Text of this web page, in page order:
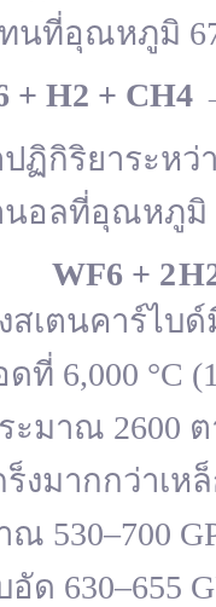
นที่อุณหภูมิ
+ H2 + CH4
ฏิกิริยาระหว่
อลที่อุณหภูมิ
WF6 + 2 H
ตนคาร์ไบด์มี
ดที่ 6,000 °C
ะมาณ 2600
ร็งมากกว่าเ
ณ 530–700
อัด 630–655